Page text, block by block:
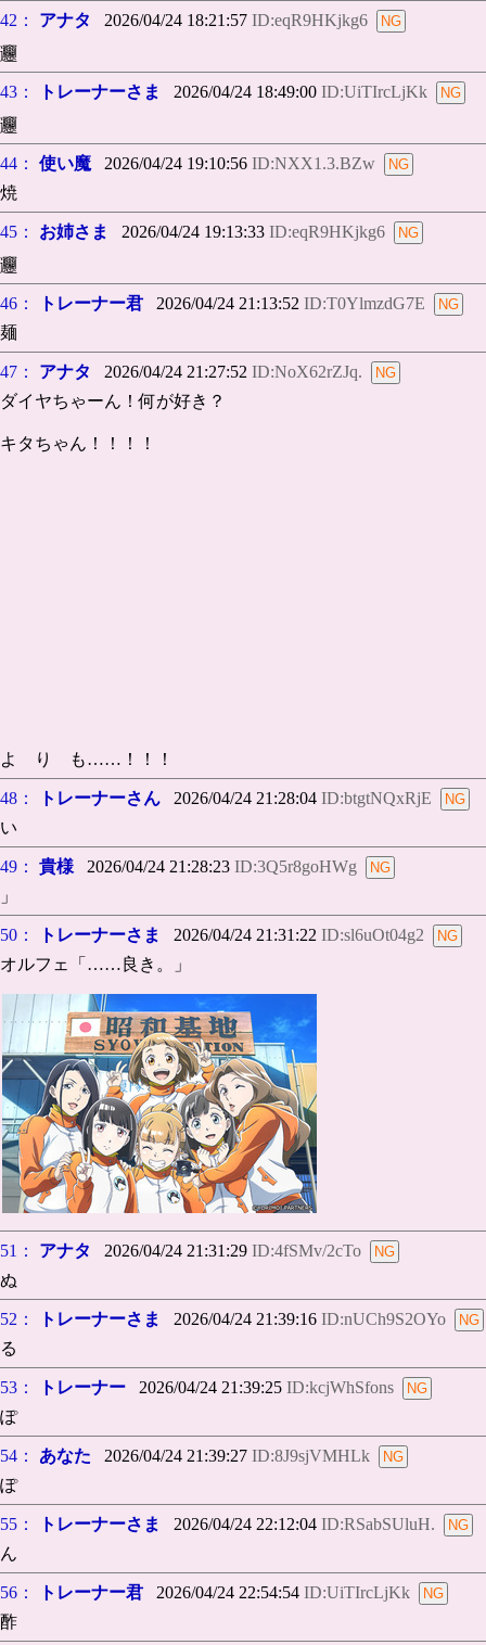
42： アナタ 2026/04/24 18:21:57 ID:eqR9HKjkg6
𰻞
43： トレーナーさま 2026/04/24 18:49:00 ID:UiTIrcLjKk
𰻞
44： 使い魔 2026/04/24 19:10:56 ID:NXX1.3.BZw
焼
45： お姉さま 2026/04/24 19:13:33 ID:eqR9HKjkg6
𰻞
46： トレーナー君 2026/04/24 21:13:52 ID:T0YlmzdG7E
麺
47： アナタ 2026/04/24 21:27:52 ID:NoX62rZJq.
ダイヤちゃーん！何が好き？
キタちゃん！！！！
よ り も……！！！
48： トレーナーさん 2026/04/24 21:28:04 ID:btgtNQxRjE
い
49： 貴様 2026/04/24 21:28:23 ID:3Q5r8goHWg
」
50： トレーナーさま 2026/04/24 21:31:22 ID:sl6uOt04g2
オルフェ「……良き。」
51： アナタ 2026/04/24 21:31:29 ID:4fSMv/2cTo
ぬ
52： トレーナーさま 2026/04/24 21:39:16 ID:nUCh9S2OYo
る
53： トレーナー 2026/04/24 21:39:25 ID:kcjWhSfons
ぽ
54： あなた 2026/04/24 21:39:27 ID:8J9sjVMHLk
ぽ
55： トレーナーさま 2026/04/24 22:12:04 ID:RSabSUluH.
ん
56： トレーナー君 2026/04/24 22:54:54 ID:UiTIrcLjKk
酢